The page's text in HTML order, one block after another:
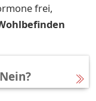
frei,